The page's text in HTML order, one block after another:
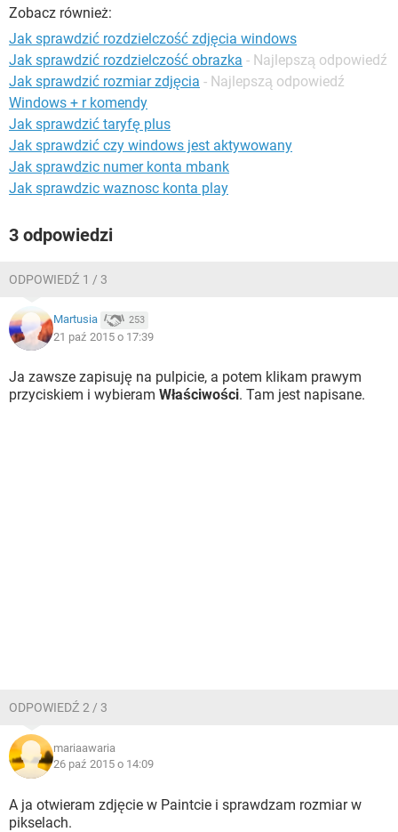
WINDOWS 10
Zobacz również:
Jak sprawdzić rozdzielczość zdjęcia windows
Jak sprawdzić rozdzielczość obrazka - Najlepszą odpowiedź
Jak sprawdzić rozmiar zdjęcia - Najlepszą odpowiedź
Windows + r komendy
Jak sprawdzić taryfę plus
Jak sprawdzić czy windows jest aktywowany
Jak sprawdzic numer konta mbank
Jak sprawdzic waznosc konta play
3 odpowiedzi
ODPOWIEDŹ 1 / 3
Martusia 253
21 paź 2015 o 17:39
Ja zawsze zapisuję na pulpicie, a potem klikam prawym
przyciskiem i wybieram Właściwości. Tam jest napisane.
ODPOWIEDŹ 2 / 3
mariaawaria
26 paź 2015 o 14:09
A ja otwieram zdjęcie w Paintcie i sprawdzam rozmiar w
pikselach.